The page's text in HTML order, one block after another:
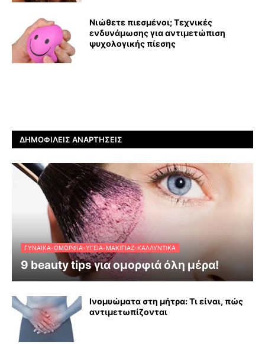
Νιώθετε πιεσμένοι; Τεχνικές
ενδυνάμωσης για αντιμετώπιση
ψυχολογικής πίεσης
ΔΗΜΟΦΙΛΕΊΣ ΑΝΑΡΤΉΣΕΙΣ
ΓΥΝΑΊΚΑ-ΟΜΟΡΦΙΆ-ΥΓΕΊΑ-ΜΑΚΙΓΙΆΖ-ΚΑΛΛΥΝΤΙΚΆ
9 beauty tips για ομορφιά όλη μέρα!
Ινομυώματα στη μήτρα: Τι είναι, πώς
αντιμετωπίζονται